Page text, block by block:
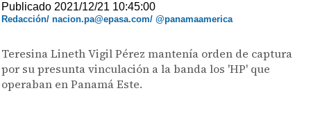
Publicado 2021/12/21 10:45:00
Redacción/ nacion.pa@epasa.com/ @panamaamerica
Teresina Lineth Vigil Pérez mantenía orden de captura
por su presunta vinculación a la banda los 'HP' que
operaban en Panamá Este.